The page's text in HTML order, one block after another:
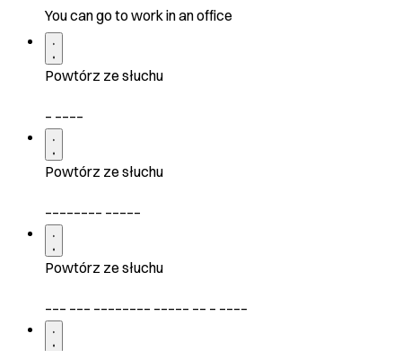
You can go to work in an office
Powtórz ze słuchu
Powtórz ze słuchu
Powtórz ze słuchu